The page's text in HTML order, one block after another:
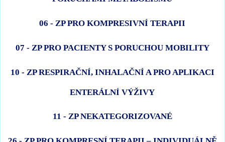
06 - ZP PRO KOMPRESIVNÍ TERAPII
07 - ZP PRO PACIENTY S PORUCHOU MOBILITY
10 - ZP RESPIRAČNÍ, INHALAČNÍ A PRO APLIKACI
ENTERÁLNÍ VÝŽIVY
11 - ZP NEKATEGORIZOVANÉ